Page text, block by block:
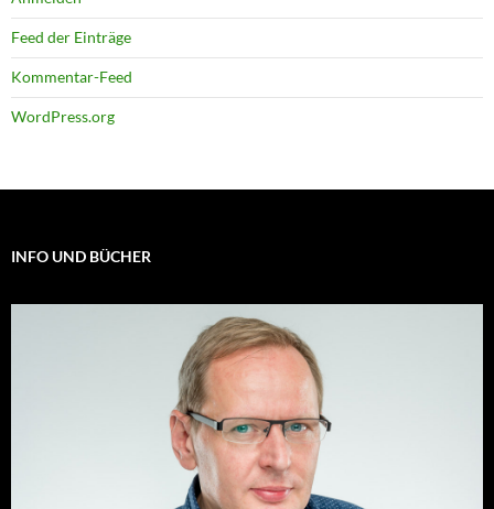
Feed der Einträge
Kommentar-Feed
WordPress.org
INFO UND BÜCHER